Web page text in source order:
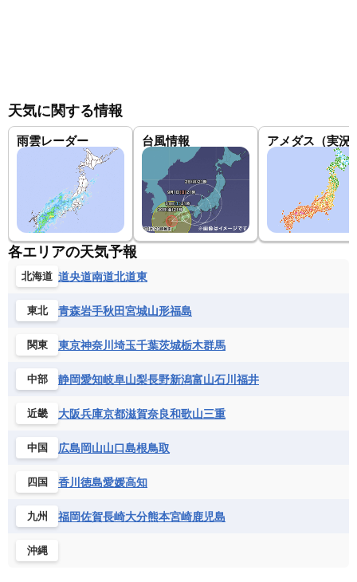
天気に関する情報
雨雲レーダー 台風情報 アメダス（実況
各エリアの天気予報
北海道 道央道南道北道東
東北 青森岩手秋田宮城山形福島
関東 東京神奈川 埼玉千葉茨城栃木群馬
中部 静岡愛知岐阜山梨長野新潟富山石川 福井
近畿 大阪兵庫京都滋賀奈良和歌山三重
中国 広島岡山山口島根鳥取
四国 香川 徳島愛媛高知
九州 福岡佐賀長崎大分熊本宮崎鹿児島
沖縄